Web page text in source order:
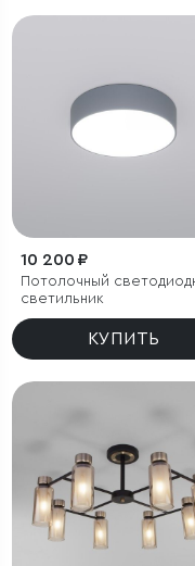
10 200 ₽
Потолочный
светильник
КУПИТЬ